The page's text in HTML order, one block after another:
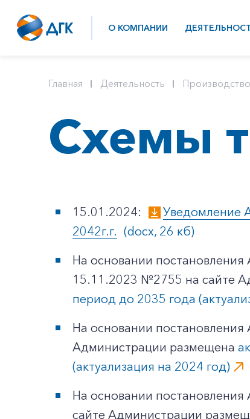
О КОМПАНИИ
Главная Деятельность
Схемы
15.01.2024:
Уведомление
2042г.г. (docx, 26 кб)
На основании
15.11.2023 №2755 на сайте
период до 2035 года
На основании
Администрации размещена
(актуализация на 2024 год)
На основании
сайте Администрации